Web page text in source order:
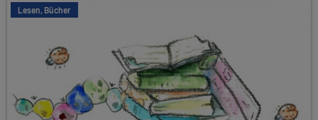
Lesen, Bücher